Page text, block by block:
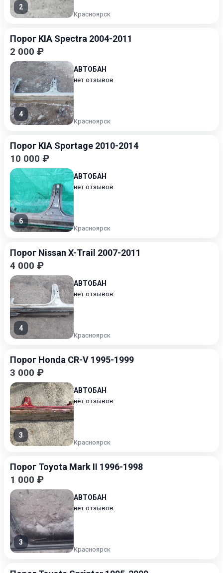
2
Красноярск
Порог KIA Spectra 2004-2011
2 000 ₽
4
АВТОБАН
нет отзывов
Красноярск
Порог KIA Sportage 2010-2014
10 000 ₽
6
АВТОБАН
нет отзывов
Красноярск
Порог Nissan X-Trail 2007-2011
4 000 ₽
4
АВТОБАН
нет отзывов
Красноярск
Порог Honda CR-V 1995-1999
3 000 ₽
3
АВТОБАН
нет отзывов
Красноярск
Порог Toyota Mark II 1996-1998
1 000 ₽
3
АВТОБАН
нет отзывов
Красноярск